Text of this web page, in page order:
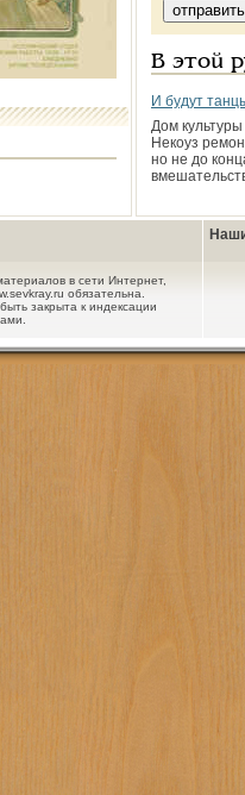
В этой
И будут
Дом
Некоуз
но не до
в сети Интернет,
обязательна.
закрыта к индексации